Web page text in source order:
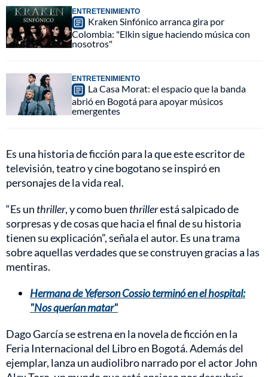
ENTRETENIMIENTO
Kraken Sinfónico arranca gira por
Colombia: "Elkin sigue haciendo música con
nosotros"
ENTRETENIMIENTO
La Casa Morat: el espacio que la banda
abrió en Bogotá para apoyar músicos
emergentes
Es una historia de ficción para la que este escritor de
televisión, teatro y cine bogotano se inspiró en
personajes de la vida real.
“Es un thriller, y como buen thrillerestá salpicado de
sorpresas y de cosas que hacia el final de su historia
tienen su explicación”, señala el autor. Es una trama
sobre aquellas verdades que se construyen gracias a las
mentiras.
Hermana de Yeferson Cossio terminó en el hospital:
"Nos querían matar"
Dago García se estrena en la novela de ficción en la
Feria Internacional del Libro en Bogotá. Además del
ejemplar, lanza un audiolibro narrado por el actor John